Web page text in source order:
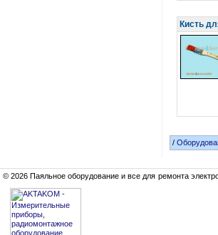
Кисть
/
© 2026 Паяльное оборудование и все для ремонта